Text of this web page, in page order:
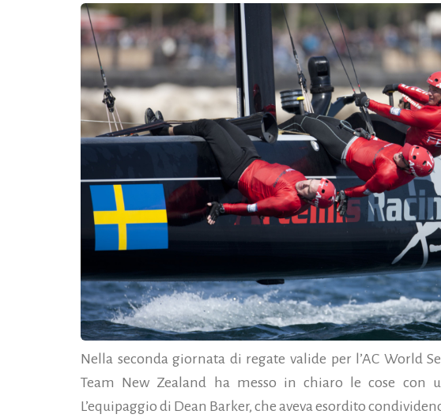
Nella seconda giornata di regate valide per l’AC World
Team New Zealand ha messo in chiaro le cose con
L’equipaggio di Dean Barker, che aveva esordito